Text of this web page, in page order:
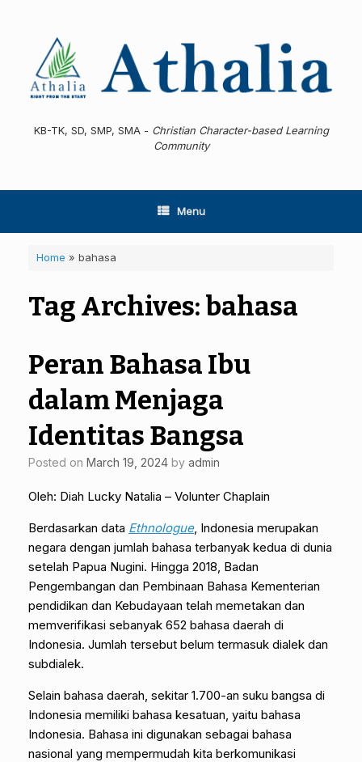
KB-TK, SD, SMP, SMA - Christian Character-based Learning
Community
Menu
Home » bahasa
Tag Archives: bahasa
Peran Bahasa Ibu
dalam Menjaga
Identitas Bangsa
Posted on March 19, 2024 by admin
Oleh: Diah Lucky Natalia – Volunter Chaplain
Berdasarkan data Ethnologue, Indonesia merupakan
negara dengan jumlah bahasa terbanyak kedua di dunia
setelah Papua Nugini. Hingga 2018, Badan
Pengembangan dan Pembinaan Bahasa Kementerian
pendidikan dan Kebudayaan telah memetakan dan
memverifikasi sebanyak 652 bahasa daerah di
Indonesia. Jumlah tersebut belum termasuk dialek dan
subdialek.
Selain bahasa daerah, sekitar 1.700-an suku bangsa di
Indonesia memiliki bahasa kesatuan, yaitu bahasa
Indonesia. Bahasa ini digunakan sebagai bahasa
nasional yang mempermudah kita berkomunikasi